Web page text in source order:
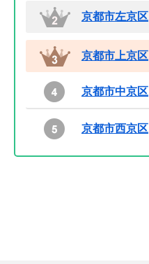
京都市左京区
京都市上京区
京都市中京区
京都市西京区